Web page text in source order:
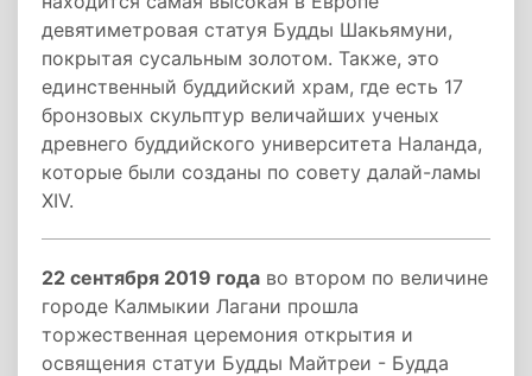
девятиметровая статуя Будды Шакьямуни,
покрытая сусальным золотом. Также, это
единственный буддийский храм, где есть 17
бронзовых скульптур величайших ученых
древнего буддийского университета Наланда,
которые были созданы по совету далай-ламы
XIV.
22 сентября 2019 года во втором по величине
городе Калмыкии Лагани прошла
торжественная церемония открытия и
освящения статуи Будды Майтреи - Будда